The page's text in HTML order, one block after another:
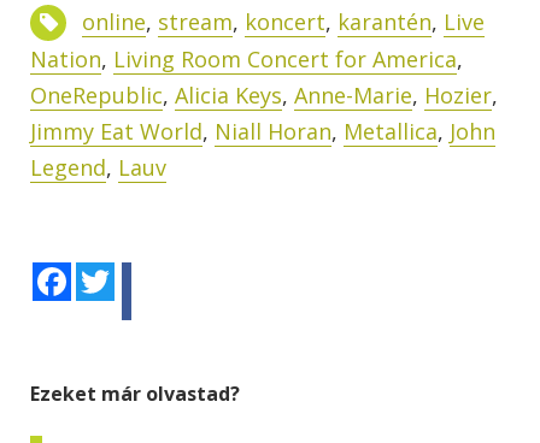
online, stream, koncert, karantén, Live
Nation, Living Room Concert for America,
OneRepublic, Alicia Keys, Anne-Marie, Hozier,
Jimmy Eat World, Niall Horan, Metallica, John
Legend, Lauv
Facebook
Ezeket már olvastad?